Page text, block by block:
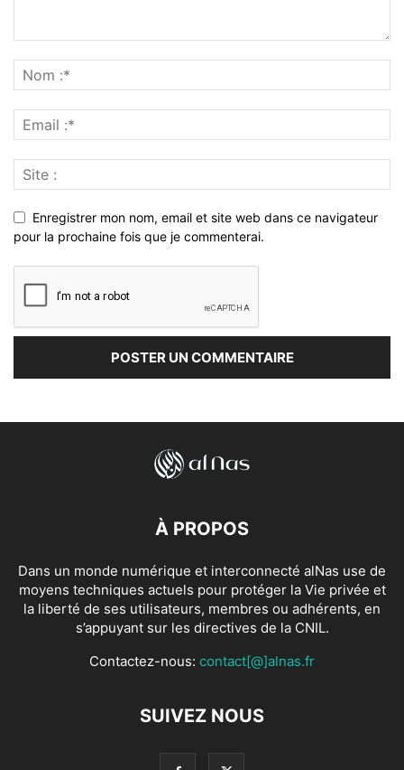
Enregistrer mon nom, email et site web dans ce navigateur
pour la prochaine fois que je commenterai.
À PROPOS
Dans un monde numérique et interconnecté alNas use de
moyens techniques actuels pour protéger la Vie privée et
la liberté de ses utilisateurs, membres ou adhérents, en
s’appuyant sur les directives de la CNIL.
Contactez-nous: contact[@]alnas.fr
SUIVEZ NOUS